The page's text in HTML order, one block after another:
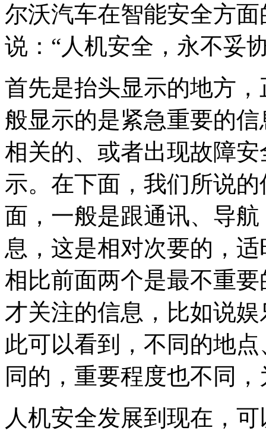
尔沃汽车在智能安全方
说：“人机安全，永不妥
首先是抬头显示的地方
般显示的是紧急重要的
相关的、或者出现故障
示。在下面，我们所说
面，一般是跟通讯、导
息，这是相对次要的，
相比前面两个是最不重
才关注的信息，比如说
此可以看到，不同的地
同的，重要程度也不同
人机安全发展到现在，